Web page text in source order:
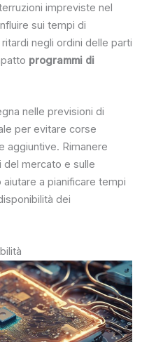
impreviste nel
sui tempi di
negli ordini delle parti
programmi di
nelle previsioni di
per evitare corse
aggiuntive. Rimanere
del mercato e sulle
a pianificare tempi
dei